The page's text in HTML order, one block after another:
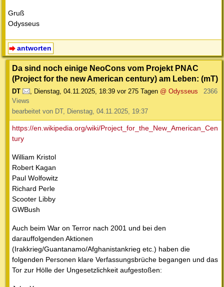
Gruß
Odysseus
antworten
Da sind noch einige NeoCons vom Projekt PNAC
(Project for the new American century) am Leben: (mT)
DT , Dienstag, 04.11.2025, 18:39 vor 275 Tagen @ Odysseus
2366
Views
bearbeitet von DT, Dienstag, 04.11.2025, 19:37
https://en.wikipedia.org/wiki/Project_for_the_New_American_Cen
tury
William Kristol
Robert Kagan
Paul Wolfowitz
Richard Perle
Scooter Libby
GWBush
Auch beim War on Terror nach 2001 und bei den
darauffolgenden Aktionen
(Irakkrieg/Guantanamo/Afghanistankrieg etc.) haben die
folgenden Personen klare Verfassungsbrüche begangen und das
Tor zur Hölle der Ungesetzlichkeit aufgestoßen: